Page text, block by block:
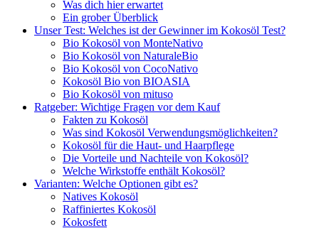
Was dich hier erwartet
Ein grober Überblick
Unser Test: Welches ist der Gewinner im Kokosöl Test?
Bio Kokosöl von MonteNativo
Bio Kokosöl von NaturaleBio
Bio Kokosöl von CocoNativo
Kokosöl Bio von BIOASIA
Bio Kokosöl von mituso
Ratgeber: Wichtige Fragen vor dem Kauf
Fakten zu Kokosöl
Was sind Kokosöl Verwendungsmöglichkeiten?
Kokosöl für die Haut- und Haarpflege
Die Vorteile und Nachteile von Kokosöl?
Welche Wirkstoffe enthält Kokosöl?
Varianten: Welche Optionen gibt es?
Natives Kokosöl
Raffiniertes Kokosöl
Kokosfett